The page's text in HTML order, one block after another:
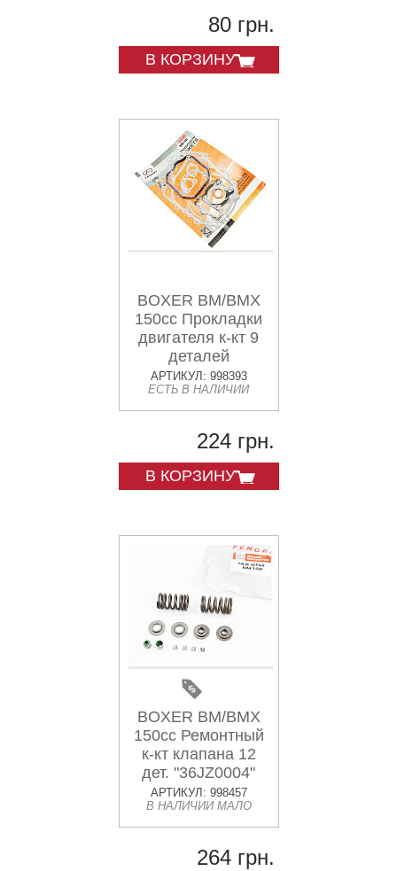
80 грн.
В КОРЗИНУ
BOXER BM/BMX
150cc Прокладки
двигателя к-кт 9
деталей
АРТИКУЛ: 998393
ЕСТЬ В НАЛИЧИИ
224 грн.
В КОРЗИНУ
BOXER BM/BMX
150cc Ремонтный
к-кт клапана 12
дет. "36JZ0004"
АРТИКУЛ: 998457
В НАЛИЧИИ МАЛО
264 грн.